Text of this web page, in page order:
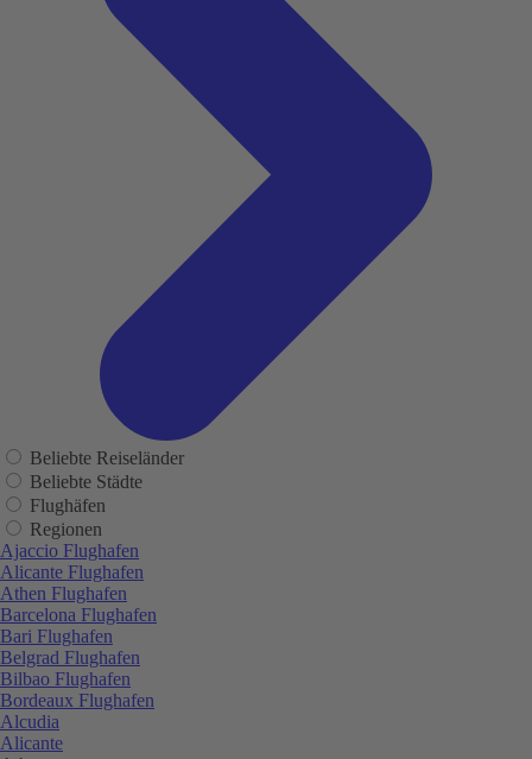
Beliebte Reiseländer
Beliebte Städte
Flughäfen
Regionen
Ajaccio Flughafen
Alicante Flughafen
Athen Flughafen
Barcelona Flughafen
Bari Flughafen
Belgrad Flughafen
Bilbao Flughafen
Bordeaux Flughafen
Alcudia
Alicante